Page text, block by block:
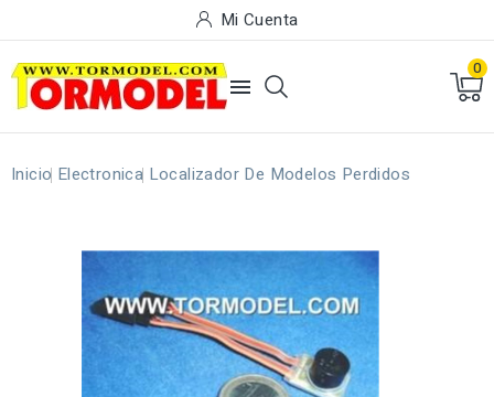
Mi Cuenta

0
Inicio Electronica Localizador De Modelos Perdidos